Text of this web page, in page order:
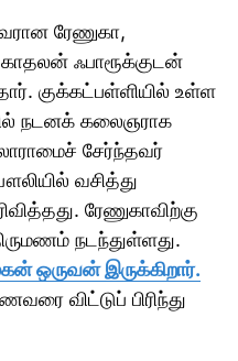
ரேணுகா,
ஃபாரூக்குடன்
குக்கட்பள்ளியில் உள்ள
நடனக் கலைஞராக
சேர்ந்தவர்
வசித்து
ரேணுகாவிற்கு
நடந்துள்ளது.
ஒருவன் இருக்கிறார்.
விட்டுப் பிரிந்து